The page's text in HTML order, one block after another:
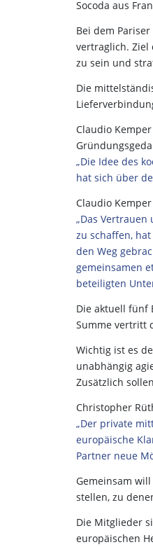
Socoda aus
Bei dem
vertraglich. Ziel
zu sein und
Die
Claudio
„Die Idee des
hat sich über
Claudio
„Das
zu schaffen,
den Weg
gemeinsamen
beteiligten
Die aktuell fünf
Summe vertritt
Wichtig ist es
unabhängig
Zusätzlich
Christopher
„Der private
europäische
Partner neue
Gemeinsam
stellen, zu
Die Mitglieder
europäischen